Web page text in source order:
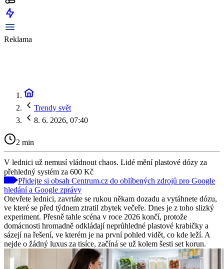
Reklama
Trendy svět
8. 6. 2026, 07:40
2 min
V lednici už nemusí vládnout chaos. Lidé mění plastové dózy za
přehledný systém za 600 Kč
Přidejte si obsah Centrum.cz do oblíbených zdrojů pro Google
hledání a Google zprávy
Otevřete lednici, zavrtáte se rukou někam dozadu a vytáhnete dózu,
ve které se před týdnem ztratil zbytek večeře. Dnes je z toho slizký
experiment. Přesně tahle scéna v roce 2026 končí, protože
domácnosti hromadně odkládají neprůhledné plastové krabičky a
sázejí na řešení, ve kterém je na první pohled vidět, co kde leží. A
nejde o žádný luxus za tisíce, začíná se už kolem šesti set korun.